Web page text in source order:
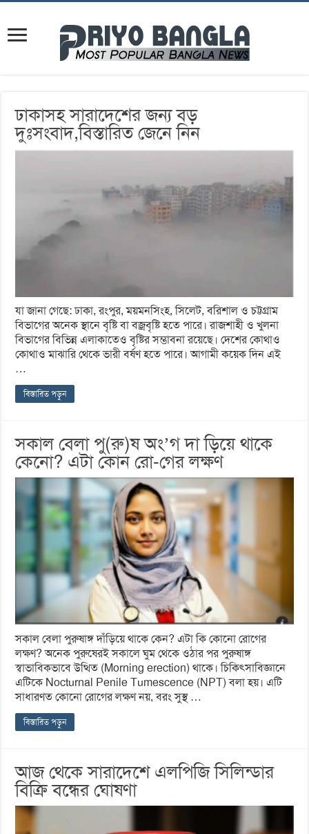
ঢাকাসহ সারাদেশের জন্য বড়
দুঃসংবাদ,বিস্তারিত জেনে নিন
যা জানা গেছে: ঢাকা, রংপুর, ময়মনসিংহ, সিলেট, বরিশাল ও চট্টগ্রাম
বিভাগের অনেক স্থানে বৃষ্টি বা বজ্রবৃষ্টি হতে পারে। রাজশাহী ও খুলনা
বিভাগের বিভিন্ন এলাকাতেও বৃষ্টির সম্ভাবনা রয়েছে। দেশের কোথাও
কোথাও মাঝারি থেকে ভারী বর্ষণ হতে পারে। আগামী কয়েক দিন এই
…
বিস্তারিত পড়ুন
সকাল বেলা পু(রু)ষ অং’গ দা ড়িয়ে থাকে
কেনো? এটা কোন রো-গের লক্ষণ
সকাল বেলা পুরুষাঙ্গ দাঁড়িয়ে থাকে কেন? এটা কি কোনো রোগের
লক্ষণ? অনেক পুরুষেরই সকালে ঘুম থেকে ওঠার পর পুরুষাঙ্গ
স্বাভাবিকভাবে উত্থিত (Morning erection) থাকে। চিকিৎসাবিজ্ঞানে
এটিকে Nocturnal Penile Tumescence (NPT) বলা হয়। এটি
সাধারণত কোনো রোগের লক্ষণ নয়, বরং সুস্থ …
বিস্তারিত পড়ুন
আজ থেকে সারাদেশে এলপিজি সিলিন্ডার
বিক্রি বন্ধের ঘোষণা